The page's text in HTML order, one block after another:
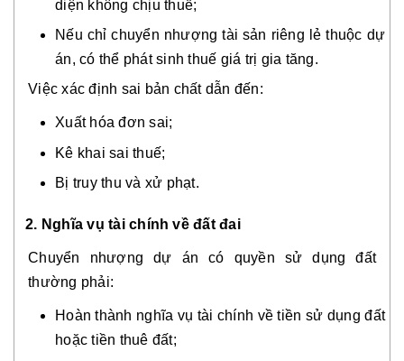
diện không chịu thuế;
Nếu chỉ chuyển nhượng tài sản riêng lẻ thuộc dự
án, có thể phát sinh thuế giá trị gia tăng.
Việc xác định sai bản chất dẫn đến:
Xuất hóa đơn sai;
Kê khai sai thuế;
Bị truy thu và xử phạt.
2. Nghĩa vụ tài chính về đất đai
Chuyển nhượng dự án có quyền sử dụng đất
thường phải:
Hoàn thành nghĩa vụ tài chính về tiền sử dụng đất
hoặc tiền thuê đất;